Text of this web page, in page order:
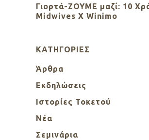
Γιορτά-ΖΟΥΜΕ μαζί: 10
Midwives X Winimo
KΑΤΗΓΟΡΊΕΣ
Άρθρα
Εκδηλώσεις
Ιστορίες Τοκετού
Νέα
Σεμινάρια